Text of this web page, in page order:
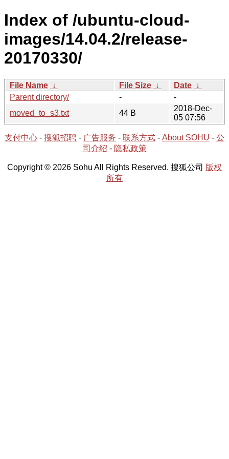
Index of /ubuntu-cloud-
images/14.04.2/release-
20170330/
File Name ↓ File Size ↓ Date ↓
Parent directory/
-
-
moved_to_s3.txt
44 B
2018-Dec-
05 07:56
支付中心 - 搜狐招聘 - 广告服务 - 联系方式 - About SOHU - 公
司介绍 - 隐私政策
Copyright © 2026 Sohu All Rights Reserved. 搜狐公司 版权
所有